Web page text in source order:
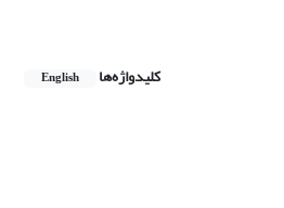
کلیدواژه‌ها English